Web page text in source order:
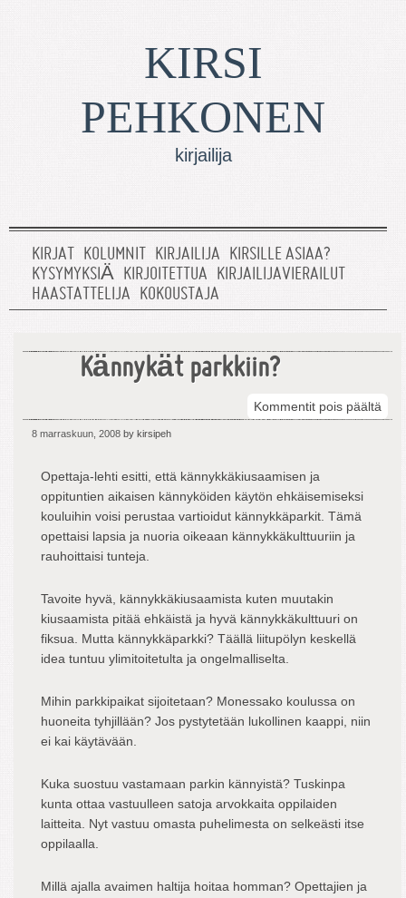
KIRSI
PEHKONEN
kirjailija
KIRJAT KOLUMNIT KIRJAILIJA KIRSILLE ASIAA?
KYSYMYKSIÄ KIRJOITETTUA KIRJAILIJAVIERAILUT
HAASTATTELIJA KOKOUSTAJA
Kännykät parkkiin?
Kommentit pois päältä
8 marraskuun, 2008 by kirsipeh
Opettaja-lehti esitti, että kännykkäkiusaamisen ja
oppituntien aikaisen kännyköiden käytön ehkäisemiseksi
kouluihin voisi perustaa vartioidut kännykkäparkit. Tämä
opettaisi lapsia ja nuoria oikeaan kännykkäkulttuuriin ja
rauhoittaisi tunteja.
Tavoite hyvä, kännykkäkiusaamista kuten muutakin
kiusaamista pitää ehkäistä ja hyvä kännykkäkulttuuri on
fiksua. Mutta kännykkäparkki? Täällä liitupölyn keskellä
idea tuntuu ylimitoitetulta ja ongelmalliselta.
Mihin parkkipaikat sijoitetaan? Monessako koulussa on
huoneita tyhjillään? Jos pystytetään lukollinen kaappi, niin
ei kai käytävään.
Kuka suostuu vastamaan parkin kännyistä? Tuskinpa
kunta ottaa vastuulleen satoja arvokkaita oppilaiden
laitteita. Nyt vastuu omasta puhelimesta on selkeästi itse
oppilaalla.
Millä ajalla avaimen haltija hoitaa homman? Opettajien ja